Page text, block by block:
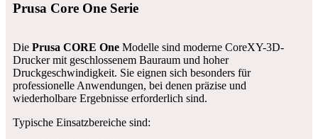
Prusa Core One Serie
Die Prusa CORE One Modelle sind moderne CoreXY-3D-
Drucker mit geschlossenem Bauraum und hoher
Druckgeschwindigkeit. Sie eignen sich besonders für
professionelle Anwendungen, bei denen präzise und
wiederholbare Ergebnisse erforderlich sind.
Typische Einsatzbereiche sind: